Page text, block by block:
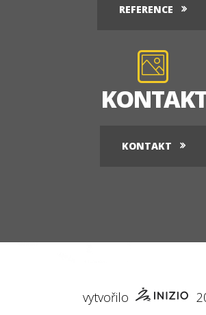
REFERENCE
KONTAKT
KONTAKT
vytvořilo